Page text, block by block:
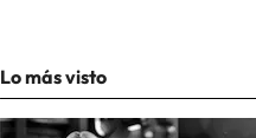
Lo más visto